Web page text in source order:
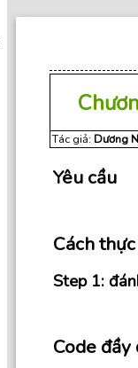
Tác giả: Dương
Yêu cầu
Cách
Step 1:
Code đầy